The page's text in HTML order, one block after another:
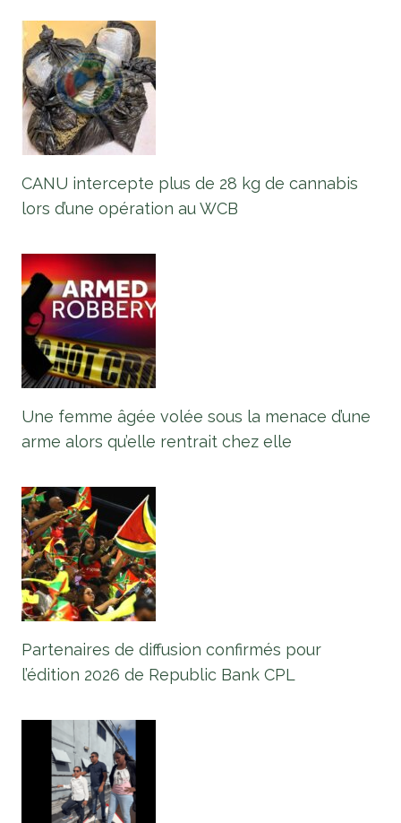
CANU intercepte plus de 28 kg de cannabis
lors d’une opération au WCB
Une femme âgée volée sous la menace d’une
arme alors qu’elle rentrait chez elle
Partenaires de diffusion confirmés pour
l’édition 2026 de Republic Bank CPL